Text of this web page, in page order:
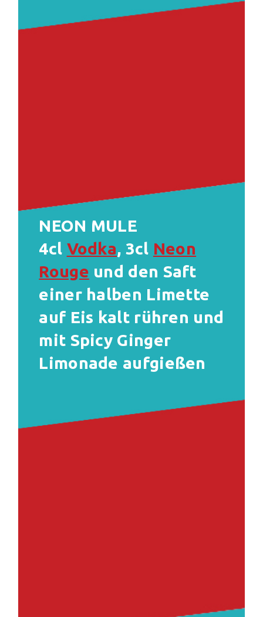
NEON MULE
4cl Vodka, 3cl Neon
Rouge und den Saft
einer halben Limette
auf Eis kalt rühren und
mit Spicy Ginger
Limonade aufgießen